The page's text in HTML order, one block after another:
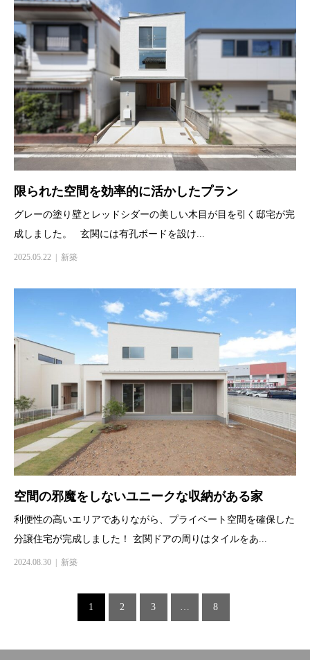
限られた空間を効率的に活かしたプラン
グレーの塗り壁とレッドシダーの美しい木目が目を引く邸宅が完
成しました。 玄関には有孔ボードを設け...
2025.05.22 新築
空間の邪魔をしないユニークな収納がある家
利便性の高いエリアでありながら、プライベート空間を確保した
分譲住宅が完成しました！ 玄関ドアの周りはタイルをあ...
2024.08.30 新築
1 2 3 … 8